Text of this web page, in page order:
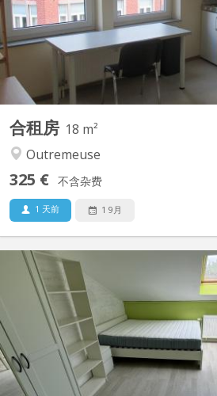
合租房 18 m²
Outremeuse
325 € 不含杂费
1 天前 1 9月
Kot en état impeccable, près de
pied de St Luc et à 5 minutes du
lignes de bus 4 et 6 (anc. 1 & 4)
Bureau et chaise, Table et tabouret,
de matelas).